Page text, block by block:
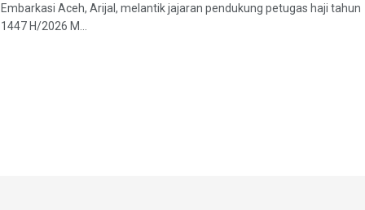
Embarkasi Aceh, Arijal, melantik jajaran pendukung petugas haji tahun
1447 H/2026 M...